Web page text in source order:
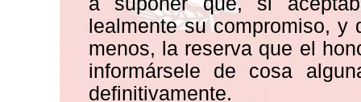
lealmente su compromiso,
menos, la reserva que el
informársele de cosa
definitivamente.